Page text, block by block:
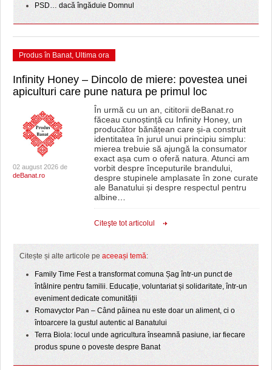
PSD… dacă îngăduie Domnul
Produs în Banat, Ultima ora
Infinity Honey – Dincolo de miere: povestea unei
apiculturi care pune natura pe primul loc
02 august 2026 de
deBanat.ro
În urmă cu un an, cititorii deBanat.ro
făceau cunoștință cu Infinity Honey, un
producător bănățean care și-a construit
identitatea în jurul unui principiu simplu:
mierea trebuie să ajungă la consumator
exact așa cum o oferă natura. Atunci am
vorbit despre începuturile brandului,
despre stupinele amplasate în zone curate
ale Banatului și despre respectul pentru
albine…
Citeşte tot articolul
Citește și alte articole pe aceeași temă:
Family Time Fest a transformat comuna Șag într-un punct de
întâlnire pentru familii. Educație, voluntariat și solidaritate, într-un
eveniment dedicate comunității
Romavyctor Pan – Când pâinea nu este doar un aliment, ci o
întoarcere la gustul autentic al Banatului
Terra Biola: locul unde agricultura înseamnă pasiune, iar fiecare
produs spune o poveste despre Banat